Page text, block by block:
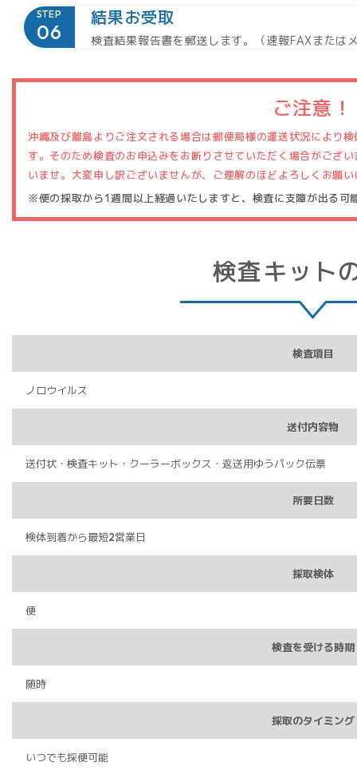
STEP 結果お受取
検査結果報告書を郵送します。（速報FAXまたは
ご注意！
沖縄及び離島よりご注文される場合は郵便局様の運送状況により
す。そのため検査のお申込みをお断りさせていただく場合がござ
いませ。大変申し訳ございませんが、ご理解のほどよろしくお願
※便の採取から1週間以上経過いたしますと、検査に支障が出る可
検査キット
検査項目
ノロウイルス
送付内容物
送付状・検査キット・クーラーボックス・返送用ゆうパック伝票
所要日数
検体到着から最短2営業日
採取検体
便
検査を受ける時期
随時
採取のタイミング
いつでも採便可能